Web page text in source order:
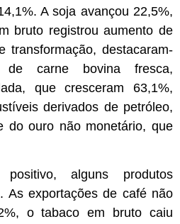
A soja avançou 22,5%,
bruto registrou aumento de
transformação, destacaram-
carne bovina fresca,
que cresceram 63,1%,
derivados de petróleo,
do ouro não monetário, que
alguns produtos
As exportações de café não
o tabaco em bruto caiu